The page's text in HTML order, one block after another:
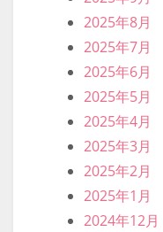
2025年8月
2025年7月
2025年6月
2025年5月
2025年4月
2025年3月
2025年2月
2025年1月
2024年12月